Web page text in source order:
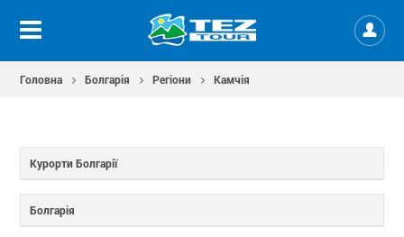
Головна Болгарія Регіони Камчія
Курорти Болгарії
Болгарія